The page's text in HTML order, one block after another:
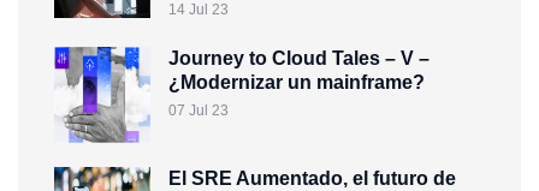
14 Jul 23
Journey to Cloud Tales – V –
¿Modernizar un mainframe?
07 Jul 23
El SRE Aumentado, el futuro de